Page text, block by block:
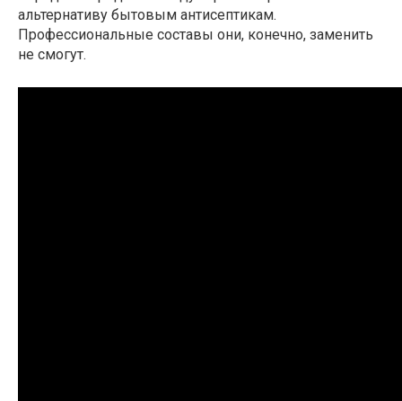
альтернативу бытовым антисептикам.
Профессиональные составы они, конечно, заменить
не смогут.